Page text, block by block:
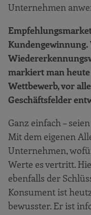
Unternehmen
markiert man
Wettbewerb, vor
Geschäftsfelder
Ganz einfach –
Mit dem eigenen
Unternehmen,
Werte es vertritt.
ebenfalls der
Konsument ist
bewusster. Er ist